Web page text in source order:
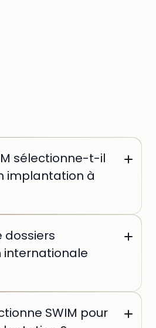
sélectionne-t-il
implantation à
vérifions son parcours en
son expertise sectorielle
des opérations cross-border
projet.
dossiers
ventures internationales, la
SWIM pour